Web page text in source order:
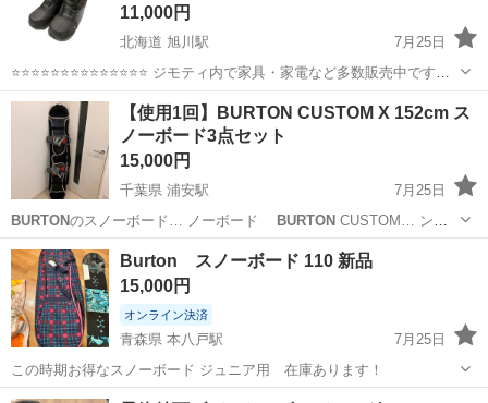
11,000円
北海道 旭川駅
7月25日
⭐⭐⭐⭐⭐⭐⭐⭐⭐⭐⭐⭐⭐⭐ ジモティ内で家具・家電など多数販売中です
⭐⭐⭐⭐⭐⭐⭐⭐⭐⭐⭐⭐⭐⭐ 【商品説明】 中古品の為多少のキズ汚れありま
す。 中古品の現状品販売の為、返品交換対応は行っ...
北海道 旭川市 旭川駅
【使用1回】BURTON CUSTOM X 152cm ス
ノーボード3点セット
15,000円
千葉県 浦安駅
7月25日
BURTONのスノーボード… ノーボード BURTONCUSTOM… ンデ
ィングBURTONFREEST…
千葉 浦安市 スノーボード
Burton スノーボード 110 新品
15,000円
オンライン決済
青森県 本八戸駅
7月25日
この時期お得なスノーボード ジュニア用 在庫あります！
青森 八戸市 本八戸駅 スノーボード